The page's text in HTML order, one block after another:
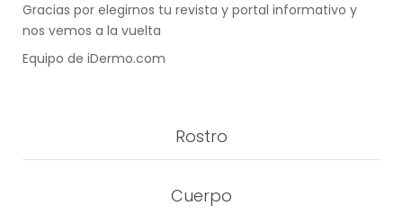
Gracias por elegirnos tu revista y portal informativo y
nos vemos a la vuelta
Equipo de iDermo.com
Rostro
Cuerpo